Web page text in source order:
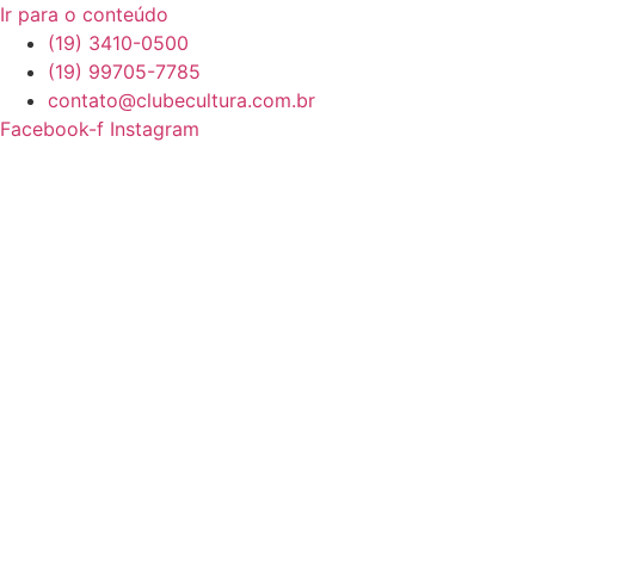
Ir para o conteúdo
(19) 3410-0500
(19) 99705-7785
contato@clubecultura.com.br
Facebook-f Instagram